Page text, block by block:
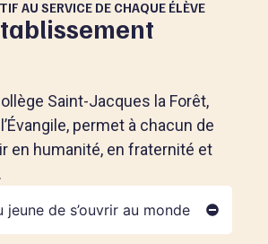
AU SERVICE DE CHAQUE ÉLÈVE
Saint-Jacques la Forêt,
permet à chacun de
en humanité, en fraternité et
jeune de s’ouvrir au monde